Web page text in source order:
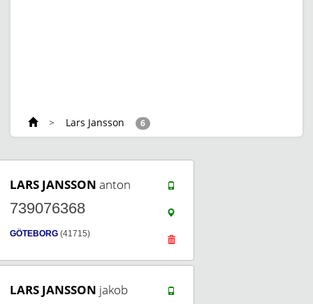
> Lars Jansson 6
LARS JANSSON anton
739076368
GÖTEBORG (41715)
LARS JANSSON jakob